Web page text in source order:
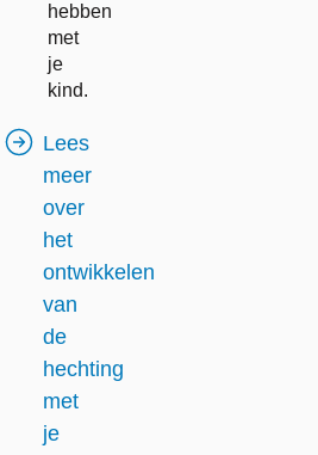
hebben
met
je
kind.
Lees
meer
over
het
ontwikkelen
van
de
hechting
met
je